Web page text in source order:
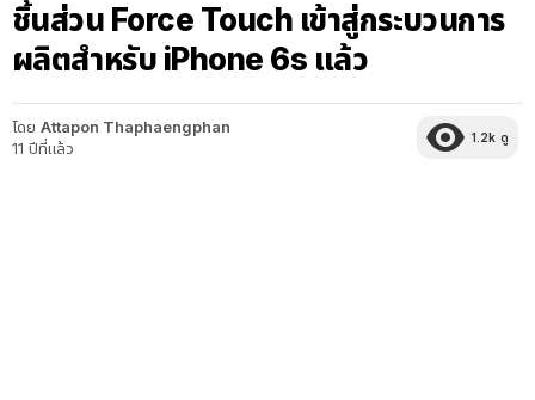
ชิ้นส่วน Force Touch เข้าสู่กระบวนการ
ผลิตสำหรับ iPhone 6s แล้ว
โดย Attapon Thaphaengphan
11 ปีที่แล้ว
1.2k ดู